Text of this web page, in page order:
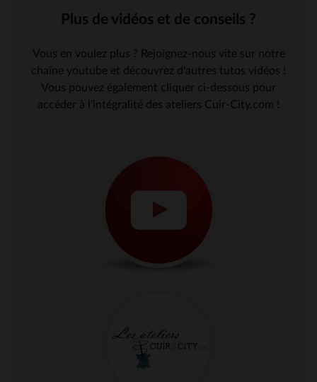
Plus de vidéos et de conseils ?
Vous en voulez plus ? Rejoignez-nous vite sur notre
chaîne youtube et découvrez d'autres tutos vidéos !
Vous pouvez également cliquer ci-dessous pour
accéder à l'intégralité des ateliers Cuir-City.com !